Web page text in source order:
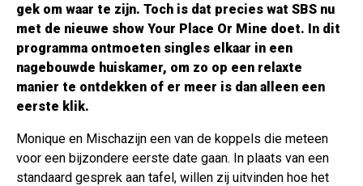
gek om waar te zijn. Toch is dat precies wat SBS nu
met de nieuwe show Your Place Or Mine doet. In dit
programma ontmoeten singles elkaar in een
nagebouwde huiskamer, om zo op een relaxte
manier te ontdekken of er meer is dan alleen een
eerste klik.
Monique en Mischazijn een van de koppels die meteen
voor een bijzondere eerste date gaan. In plaats van een
standaard gesprek aan tafel, willen zij uitvinden hoe het